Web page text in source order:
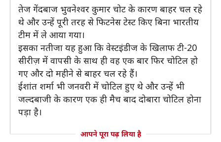
तेज गेंदबाज भुवनेश्वर कुमार चोट के कारण बाहर चल रहे
थे और उन्हें पूरी तरह से फिटनेस टेस्ट किए बिना भारतीय
टीम में ले आया गया।
इसका नतीजा यह हुआ कि वेस्टइंडीज के खिलाफ टी-20
सीरीज़ में वापसी के साथ ही वह एक बार फिर चोटिल हो
गए और दो महीने से बाहर चल रहे हैं।
ईशांत शर्मा भी जनवरी में चोटिल हुए थे और उन्हें भी
जल्दबाजी के कारण एक ही मैच बाद दोबारा चोटिल होना
पड़ा है।
आपने पूरा पढ़ लिया है